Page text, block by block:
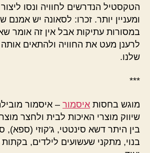
הטקסטיל הנדרשים לחוויה ונסו
ומעניין יותר. זכרו: לסאונה יש אמנם
במסורות עתיקות אבל אין זה אומר
לרענן מעט את החוויה ולהתאים
שלנו.
***
מוגש בחסות איסמור – איסמור
שיווק מוצרי האיכות לבית ולחצר
בין היתר דשא סינטטי, ג'קוזי (ספא),
בנוי, מתקני שעשועים לילדים,